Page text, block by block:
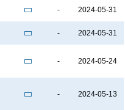
- 2024-05-31
- 2024-05-31
- 2024-05-24
- 2024-05-13